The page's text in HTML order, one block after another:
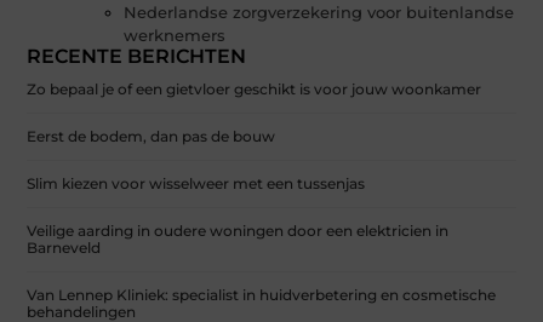
RECENTE BERICHTEN
Zo bepaal je of een gietvloer geschikt is voor jouw woonkamer
Eerst de bodem, dan pas de bouw
Slim kiezen voor wisselweer met een tussenjas
Veilige aarding in oudere woningen door een elektricien in
Barneveld
Van Lennep Kliniek: specialist in huidverbetering en cosmetische
behandelingen
Nederlandse zorgverzekering voor buitenlandse
werknemers